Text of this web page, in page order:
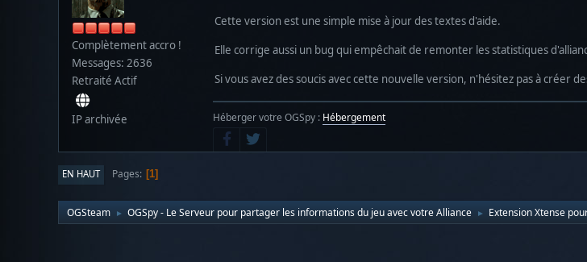
Complètement accro !
Messages: 2636
Retraité Actif
IP archivée
Cette version est une simple mise à jour des textes d'aide.
Elle corrige aussi un bug qui empêchait de remonter les statistiques
Si vous avez des soucis avec cette nouvelle version, n'hésitez pas à créer
Héberger votre OGSpy : Hébergement
EN HAUT Pages 1
OGSteam ► OGSpy - Le Serveur pour partager les informations du jeu avec votre Alliance ► Extension Xtense